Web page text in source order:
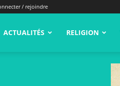
/ rejoindre
ACTUALITÉS RELIGION